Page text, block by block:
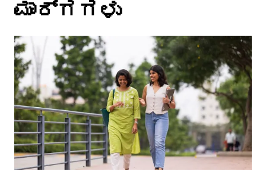
select
a
Press
the
escape
button
to
close
the
calendar.
ಮಾರ್ಗಗಳು